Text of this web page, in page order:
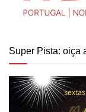
Super Pista: oiça